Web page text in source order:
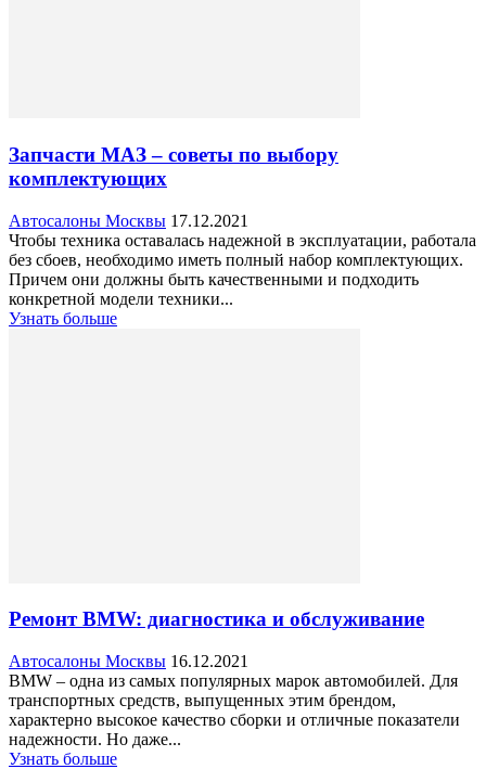
Запчасти МАЗ – советы по выбору
комплектующих
Автосалоны Москвы 17.12.2021
Чтобы техника оставалась надежной в эксплуатации, работала
без сбоев, необходимо иметь полный набор комплектующих.
Причем они должны быть качественными и подходить
конкретной модели техники...
Узнать больше
Ремонт BMW: диагностика и обслуживание
Автосалоны Москвы 16.12.2021
BMW – одна из самых популярных марок автомобилей. Для
транспортных средств, выпущенных этим брендом,
характерно высокое качество сборки и отличные показатели
надежности. Но даже...
Узнать больше